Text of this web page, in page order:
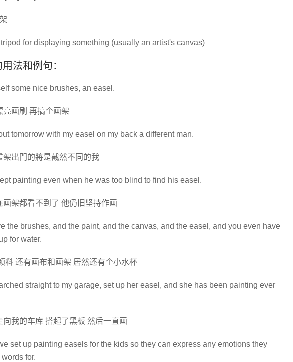
for displaying something (usually an artist's canvas)
法和例句：
some nice brushes, an easel.
亮画刷 再搞个画架
tomorrow with my easel on my back a different man.
架出門的將是截然不同的我
painting even when he was too blind to find his easel.
画架都看不到了 他仍旧坚持作画
the brushes, and the paint, and the canvas, and the easel, and you even have
for water.
料 还有画布和画架 居然还有个小水杯
straight to my garage, set up her easel, and she has been painting ever
向我的车库 搭起了黑板 然后一直画
set up painting easels for the kids so they can express any emotions they
for.